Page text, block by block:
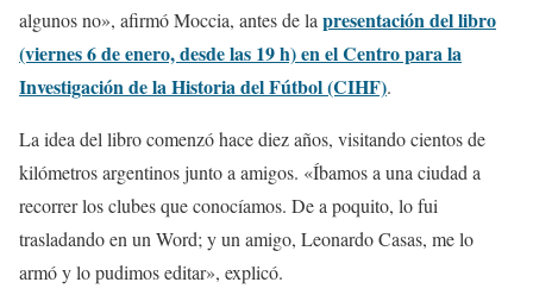
algunos no», afirmó Moccia, antes de la presentación del libro
(viernes 6 de enero, desde las 19 h) en el Centro para la
Investigación de la Historia del Fútbol (CIHF).
La idea del libro comenzó hace diez años, visitando cientos de
kilómetros argentinos junto a amigos. «Íbamos a una ciudad a
recorrer los clubes que conocíamos. De a poquito, lo fui
trasladando en un Word; y un amigo, Leonardo Casas, me lo
armó y lo pudimos editar», explicó.